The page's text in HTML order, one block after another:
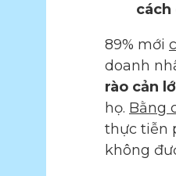
cách
89% mới
doanh
rào cản
họ. Bằng
thực tiễn
không